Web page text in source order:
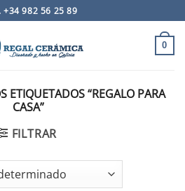
+34 982 56 25 89
0
ETIQUETADOS “REGALO PARA
CASA”
FILTRAR